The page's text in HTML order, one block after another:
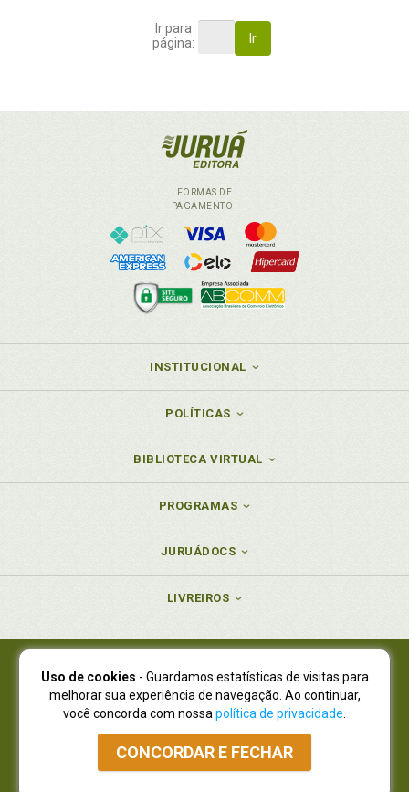
Ir para
página:
Ir
FORMAS DE
PAGAMENTO
INSTITUCIONAL
POLÍTICAS
BIBLIOTECA VIRTUAL
PROGRAMAS
JURUÁDOCS
LIVREIROS
Juruá Editora Ltda., CNPJ 77.535.508/0001-19
Juruá Informática Ltda., CNPJ 01.701.561/0001-80
NOVO ENDEREÇO:R. Flávio Dallegrave, 7665, São Lourenço |
Curitiba - Paraná - CEP 82210-310
Atendimento: (41) 4009-3900|Vendas Atacado: (41) 4009-3939
Atendimento via Whatsapp
Uso de cookies - Guardamos estatísticas de visitas para
melhorar sua experiência de navegação. Ao continuar,
você concorda com nossa política de privacidade
CONCORDAR E FECHAR